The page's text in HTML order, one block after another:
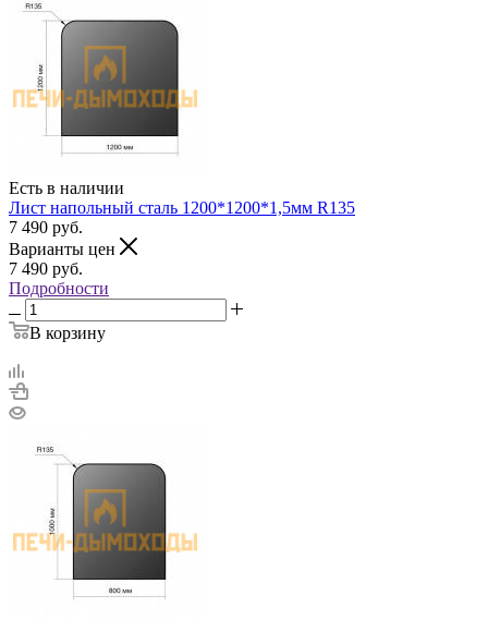
Есть в наличии
Лист напольный сталь 1200*1200*1,5мм R135
7 490 руб.
Варианты цен
7 490 руб.
Подробности
В корзину